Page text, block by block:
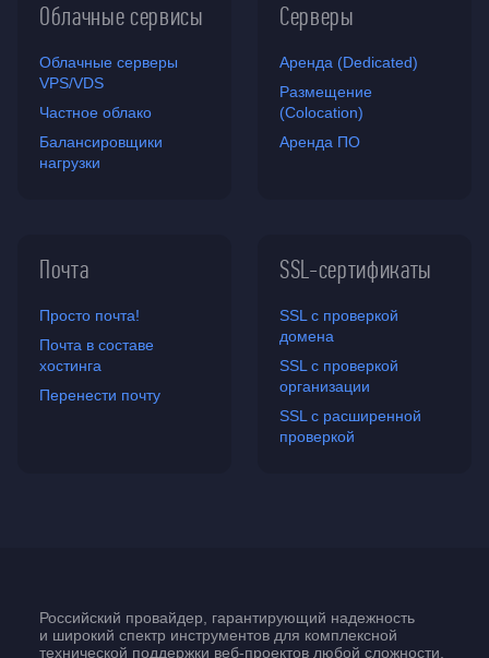
Облачные сервисы
Облачные серверы
VPS/VDS
Частное облако
Балансировщики
нагрузки
Серверы
Аренда (Dedicated)
Размещение
(Colocation)
Аренда ПО
Почта
Просто почта!
Почта в составе
хостинга
Перенести почту
SSL-сертификаты
SSL с проверкой
домена
SSL с проверкой
организации
SSL с расширенной
проверкой
Российский провайдер, гарантирующий надежность
и широкий спектр инструментов для комплексной
технической поддержки веб-проектов любой сложности.